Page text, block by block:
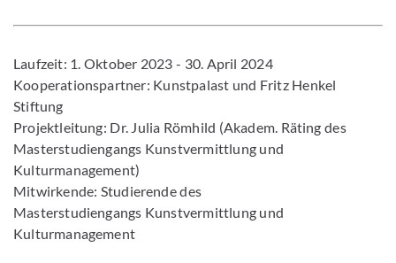
Laufzeit: 1. Oktober 2023 - 30. April 2024
Kooperationspartner: Kunstpalast und Fritz Henkel
Stiftung
Projektleitung: Dr. Julia Römhild (Akadem. Räting des
Masterstudiengangs Kunstvermittlung und
Kulturmanagement)
Mitwirkende: Studierende des
Masterstudiengangs Kunstvermittlung und
Kulturmanagement